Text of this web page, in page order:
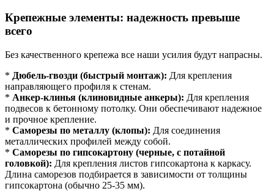
Крепежные элементы: надежность превыше
всего
Без качественного крепежа все наши усилия будут напрасны.
* Дюбель-гвозди (быстрый монтаж): Для крепления
направляющего профиля к стенам.
* Анкер-клинья (клиновидные анкеры): Для крепления
подвесов к бетонному потолку. Они обеспечивают надежное
и прочное крепление.
* Саморезы по металлу (клопы): Для соединения
металлических профилей между собой.
* Саморезы по гипсокартону (черные, с потайной
головкой): Для крепления листов гипсокартона к каркасу.
Длина саморезов подбирается в зависимости от толщины
гипсокартона (обычно 25-35 мм).